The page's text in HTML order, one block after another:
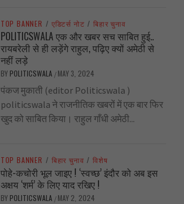
TOP BANNER / एडिटर्स नोट / बिहार चुनाव
POLITICSWALA एक और खबर सच साबित हुई..
रायबरेली से ही लड़ेंगे राहुल, पढ़िए क्यों अमेठी से
नहीं लड़े
BY POLITICSWALA / MAY 3, 2024
पंकज मुकाती (editor Politicswala )
politicswala ने राजनीतिक खबरों में एक बार फिर
खुद को साबित किया। राहुल गाँधी अमेठी...
TOP BANNER / बिहार चुनाव / विशेष
पोहे-कचोरी भूल जाइए ! ‘स्वच्छ’ इंदौर को अब इस
अक्षय ‘शर्म’ के लिए याद रखिए !
BY POLITICSWALA / MAY 2, 2024